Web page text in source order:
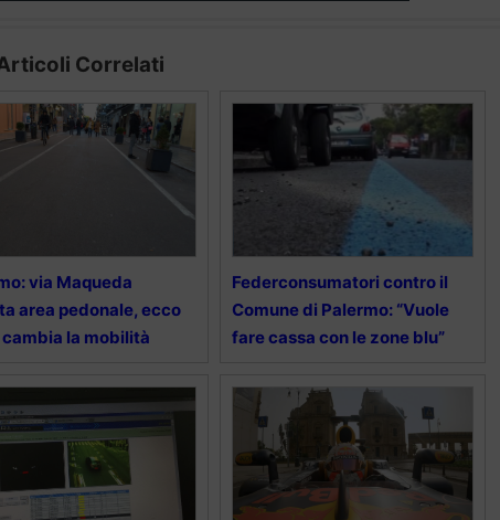
Correlati
via Maqueda
area pedonale, ecco
la mobilità
Federconsumatori contro il
Comune di Palermo: “Vuole
fare cassa con le zone blu”